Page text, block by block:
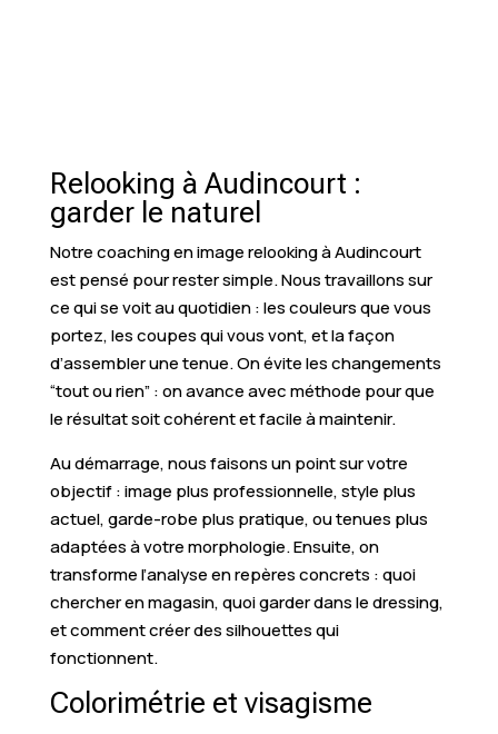
Relooking à Audincourt :
garder le naturel
Notre coaching en image relooking à Audincourt
est pensé pour rester simple. Nous travaillons sur
ce qui se voit au quotidien : les couleurs que vous
portez, les coupes qui vous vont, et la façon
d’assembler une tenue. On évite les changements
“tout ou rien” : on avance avec méthode pour que
le résultat soit cohérent et facile à maintenir.
Au démarrage, nous faisons un point sur votre
objectif : image plus professionnelle, style plus
actuel, garde-robe plus pratique, ou tenues plus
adaptées à votre morphologie. Ensuite, on
transforme l’analyse en repères concrets : quoi
chercher en magasin, quoi garder dans le dressing,
et comment créer des silhouettes qui
fonctionnent.
Colorimétrie et visagisme